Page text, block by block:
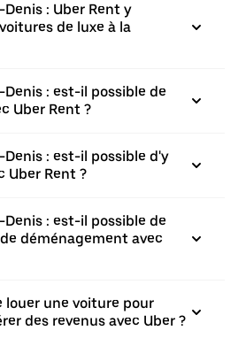
: Uber Rent y
de luxe à la
: est-il possible de
Uber Rent ?
: est-il possible d'y
Uber Rent ?
: est-il possible de
déménagement avec
louer une voiture pour
des revenus avec Uber ?